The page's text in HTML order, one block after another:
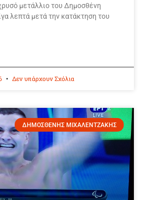
μετάλλιο του Δημοσθένη
λεπτά μετά την κατάκτηση του
Δεν υπάρχουν Σχόλια
ΔΗΜΟΣΘΕΝΗΣ ΜΙΧΑΛΕΝΤΖΑΚΗΣ